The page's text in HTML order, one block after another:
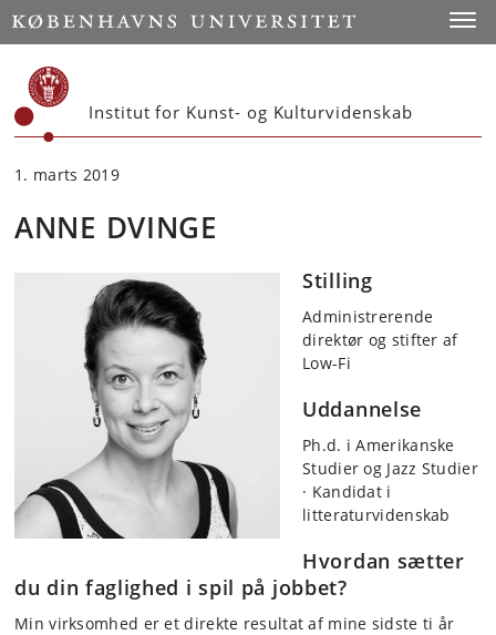
Start
Institut for Kunst- og Kulturvidenskab
1. marts 2019
ANNE DVINGE
Stilling
Administrerende
direktør og stifter af
Low-Fi
Uddannelse
Ph.d. i Amerikanske
Studier og Jazz Studier
· Kandidat i
litteraturvidenskab
Hvordan sætter
du din faglighed i spil på jobbet?
Min virksomhed er et direkte resultat af mine sidste ti år